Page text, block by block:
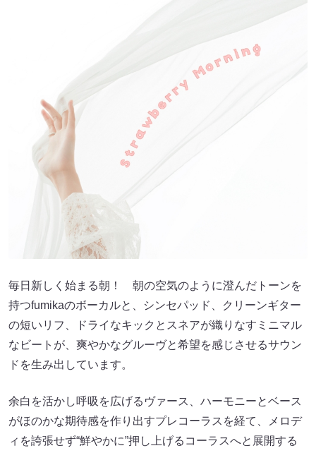
毎日新しく始まる朝！ 朝の空気のように澄んだトーンを
持つfumikaのボーカルと、シンセパッド、クリーンギター
の短いリフ、ドライなキックとスネアが織りなすミニマル
なビートが、爽やかなグルーヴと希望を感じさせるサウン
ドを生み出しています。
余白を活かし呼吸を広げるヴァース、ハーモニーとベース
がほのかな期待感を作り出すプレコーラスを経て、メロデ
ィを誇張せず“鮮やかに”押し上げるコーラスへと展開する